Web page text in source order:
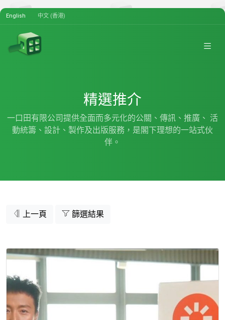
English 中文 (香港)
精選推介
一口田有限公司提供全面而多元化的公關、傳訊、推廣、 活
動統籌、設計、製作及出版服務，是閣下理想的一站式伙
伴。
上一頁 篩選結果